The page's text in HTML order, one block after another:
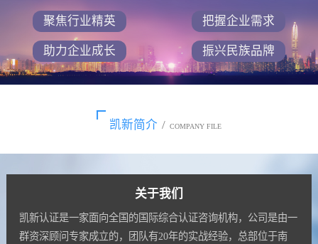
聚焦行业精英 把握企业需求
助力企业成长 振兴民族品牌
凯新简介 / COMPANY FILE
关于我们
凯新认证是一家面向全国的国际综合认证咨询机构，公司是由一
群资深顾问专家成立的，团队有20年的实战经验，总部位于南